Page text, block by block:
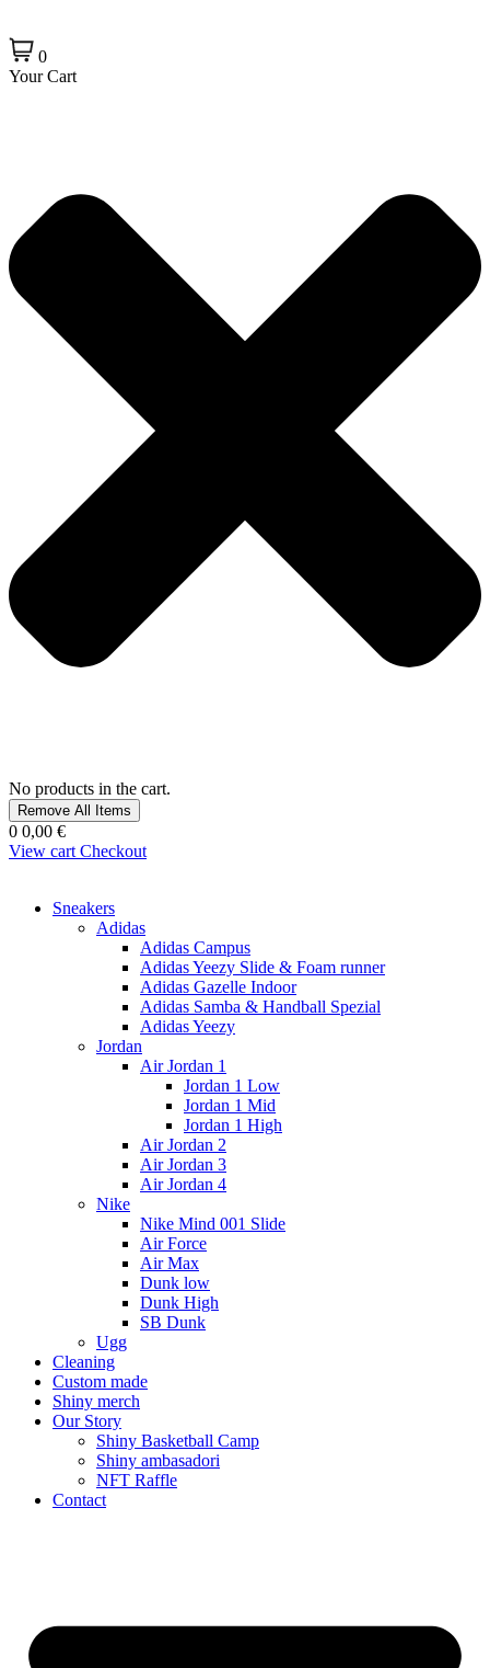
0
Your Cart
No products in the cart.
Remove All Items
0 0,00 €
View cart Checkout
Sneakers
Adidas
Adidas Campus
Adidas Yeezy Slide & Foam runner
Adidas Gazelle Indoor
Adidas Samba & Handball Spezial
Adidas Yeezy
Jordan
Air Jordan 1
Jordan 1 Low
Jordan 1 Mid
Jordan 1 High
Air Jordan 2
Air Jordan 3
Air Jordan 4
Nike
Nike Mind 001 Slide
Air Force
Air Max
Dunk low
Dunk High
SB Dunk
Ugg
Cleaning
Custom made
Shiny merch
Our Story
Shiny Basketball Camp
Shiny ambasadori
NFT Raffle
Contact